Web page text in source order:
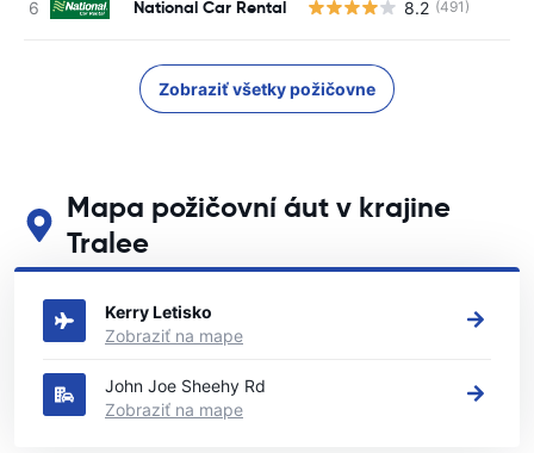
National Car Rental 8.2 (491)
Zobraziť všetky požičovne
Mapa požičovní áut v krajine
Tralee
Pozrite si naše hlavné požičovne áut v krajine Tralee
Kerry Letisko
Zobraziť na mape
John Joe Sheehy Rd
Zobraziť na mape